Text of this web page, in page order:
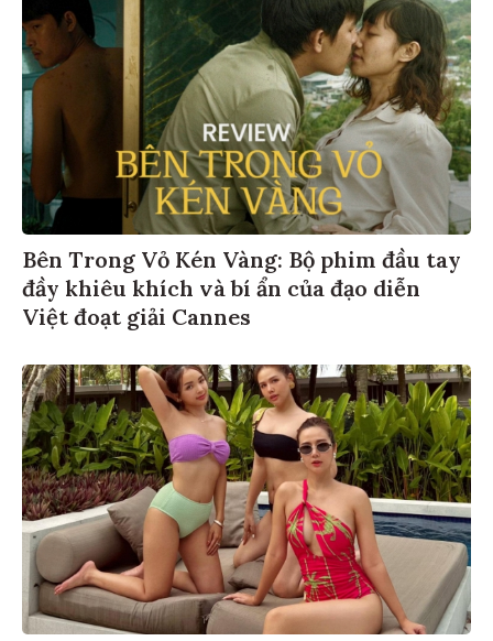
Bên Trong Vỏ Kén Vàng: Bộ phim đầu tay
đầy khiêu khích và bí ẩn của đạo diễn
Việt đoạt giải Cannes